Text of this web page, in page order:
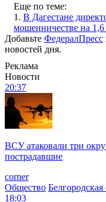
Еще по теме:
1. В Дагестане
мошенничестве на
Добавьте ФедералПресс
новостей дня.
Реклама
Новости
20:37
ВСУ атаковали три
пострадавшие
corner
Общество Белгородская
18:03